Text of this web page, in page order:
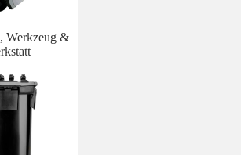
Werkzeug &